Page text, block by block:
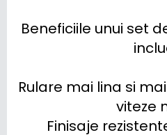
Beneficiile unui set
Rulare mai lina si
viteze
Finisaje